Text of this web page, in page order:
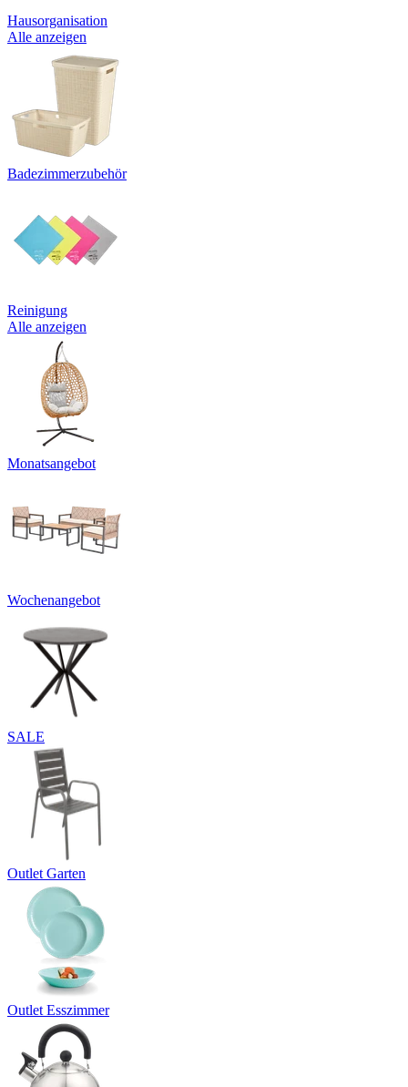
Hausorganisation
Alle anzeigen
Badezimmerzubehör
Reinigung
Alle anzeigen
Monatsangebot
Wochenangebot
SALE
Outlet Garten
Outlet Esszimmer